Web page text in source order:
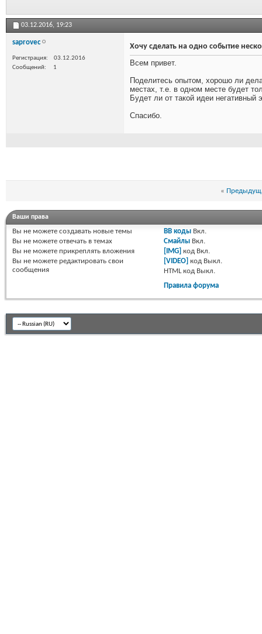
03.12.2016, 19:23
saprovec
Регистрация
03.12.2016
Сообщений
1
Хочу сделать на одно событие
Всем привет.
Поделитесь опытом, хорошо ли
местах, т.е. в одном месте будет
Будет ли от такой идеи негативный
Спасибо.
«
Ваши права
Вы не можете создавать новые темы
Вы не можете отвечать в темах
Вы не можете прикреплять вложения
Вы не можете редактировать свои
сообщения
BB коды Вкл.
Смайлы Вкл.
[IMG] код Вкл.
[VIDEO] код Выкл.
HTML код Выкл.
Правила форума